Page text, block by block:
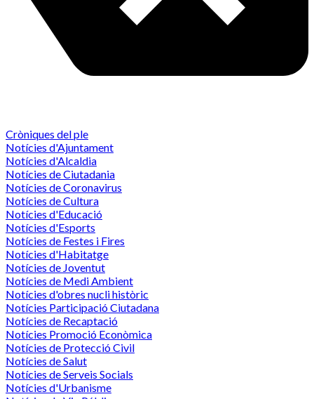
Cròniques del ple
Notícies d'Ajuntament
Notícies d'Alcaldia
Notícies de Ciutadania
Notícies de Coronavirus
Notícies de Cultura
Notícies d'Educació
Notícies d'Esports
Notícies de Festes i Fires
Notícies d'Habitatge
Notícies de Joventut
Notícies de Medi Ambient
Notícies d'obres nucli històric
Notícies Participació Ciutadana
Notícies de Recaptació
Notícies Promoció Econòmica
Notícies de Protecció Civil
Notícies de Salut
Notícies de Serveis Socials
Notícies d'Urbanisme